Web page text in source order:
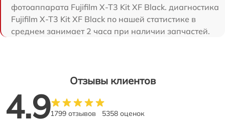
фотоаппарата Fujifilm X-T3 Kit XF Black. диагностика
Fujifilm X-T3 Kit XF Black по нашей статистике в
среднем занимает 2 часа при наличии запчастей.
Отзывы клиентов
4.91799 отзывов 5358 оценок